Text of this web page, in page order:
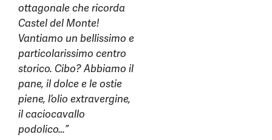
ottagonale che ricorda
Castel del Monte!
Vantiamo un bellissimo e
particolarissimo centro
storico. Cibo? Abbiamo il
pane, il dolce e le ostie
piene, l’olio extravergine,
il caciocavallo
podolico…”